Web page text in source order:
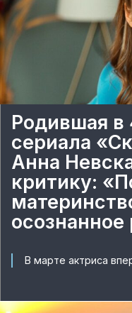
Родившая в
сериала
Анна
критику:
В марте актриса